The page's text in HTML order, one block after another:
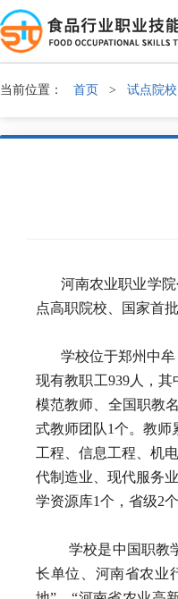
当前位置： 首页 > 试点院校
河南农业职业学
点高职院校、国家首
学校位于郑州中
现有教职工939人，
模范教师、全国职教
式教师团队1个。教师
工程、信息工程、机
代制造业、现代服务
学资源库1个，省级2
学校是中国职教
长单位、河南省农业